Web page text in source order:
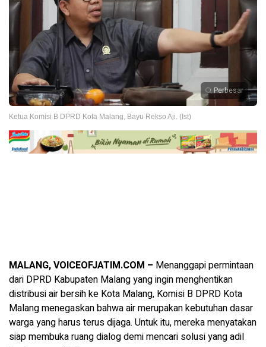
Perbesar
Ketua Komisi B DPRD Kota Malang, Bayu Rekso Aji. (Ist)
MALANG, VOICEOFJATIM.COM – Menanggapi permintaan
dari DPRD Kabupaten Malang yang ingin menghentikan
distribusi air bersih ke Kota Malang, Komisi B DPRD Kota
Malang menegaskan bahwa air merupakan kebutuhan dasar
warga yang harus terus dijaga. Untuk itu, mereka menyatakan
siap membuka ruang dialog demi mencari solusi yang adil